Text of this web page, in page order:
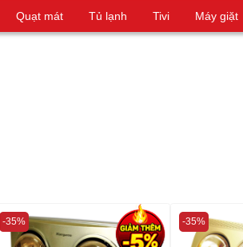
Quạt mát Tủ lạnh Tivi Máy giặt
-35% -35%